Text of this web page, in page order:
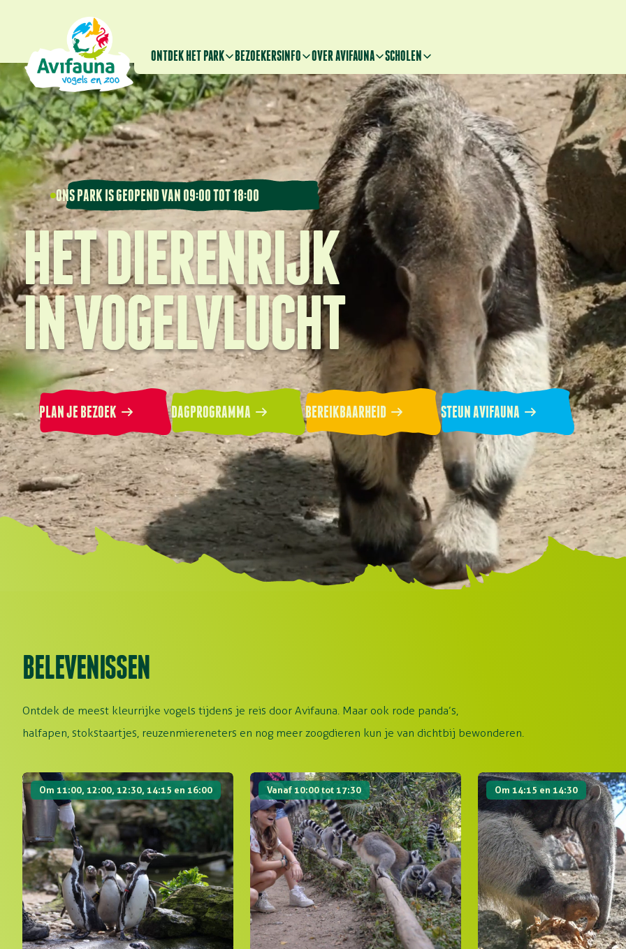
ONTDEK HET PARK BEZOEKERSINFO OVER AVIFAUNA SCHOLEN
ONS PARK IS GEOPEND VAN 09:00 TOT 18:00
HET DIERENRIJK
IN VOGELVLUCHT
PLAN JE BEZOEK DAGPROGRAMMA BEREIKBAARHEID STEUN AVIFAUNA
BELEVENISSEN
Ontdek de meest kleurrijke vogels tijdens je reis door Avifauna. Maar ook rode panda’s,
halfapen, stokstaartjes, reuzenmiereneters en nog meer zoogdieren kun je van dichtbij bewonderen.
Om 11:00, 12:00, 12:30, 14:15 en 16:00
Voederpraatjes
Vanaf 10:00 tot 17:30
Madagaskargebied
Om 14:15 en 14:30
Meet & Greets